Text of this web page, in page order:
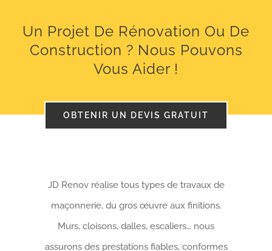
SERVICES
Un Projet De Rénovation Ou De
Construction ? Nous Pouvons
Vous Aider !
OBTENIR UN DEVIS GRATUIT
JD Renov réalise tous types de travaux de
maçonnerie, du gros œuvre aux finitions.
Murs, cloisons, dalles, escaliers… nous
assurons des prestations fiables, conformes